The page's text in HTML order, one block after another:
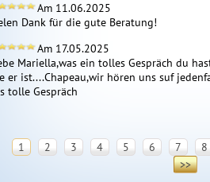
Am 11.06.2025
Dank für die gute Beratung!
Am 17.05.2025
Mariella,was ein tolles Gespräch du
er ist....Chapeau,wir hören uns suf
tolle Gespräch
1 2 3 4 5 6 7 8
>>